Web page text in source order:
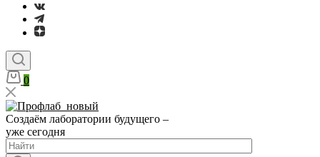
0
Создаём лаборатории будущего –
уже сегодня